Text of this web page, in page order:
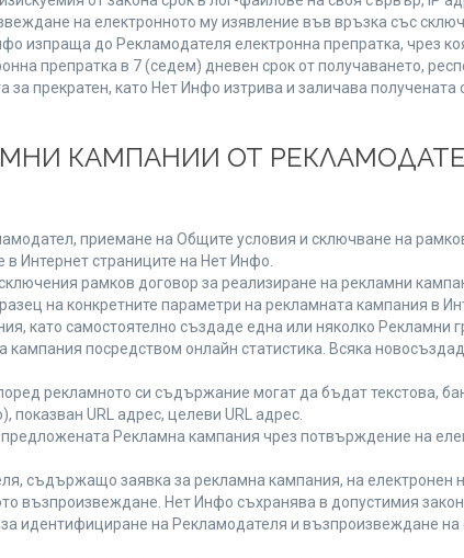
на електронното му изявление във връзка със
изпраща до Рекламодателя електронна препратка, чрез
препратка в 7 (седем) дневен срок от получаването,
прекратен, като Нет Инфо изтрива и заличава
КАМПАНИИ ОТ
приемане на Общите условия и сключване на
Интернет страниците на Нет Инфо.
рамков договор за реализиране на рекламни
на конкретните параметри на рекламната кампания в
като самостоятелно създаде една или няколко Рекламни
кампания посредством онлайн статистика. Всяка
рекламното си съдържание могат да бъдат текстова,
показван URL адрес, целеви URL адрес.
Рекламна кампания чрез потвърждение на
съдържащо заявка за рекламна кампания, на електронен
възпроизвеждане. Нет Инфо съхранява в допустимия
идентифициране на Рекламодателя и възпроизвеждане